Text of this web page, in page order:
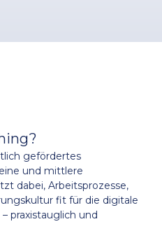
gefördertes
und mittlere
dabei, Arbeitsprozesse,
fit für die digitale
praxistauglich und